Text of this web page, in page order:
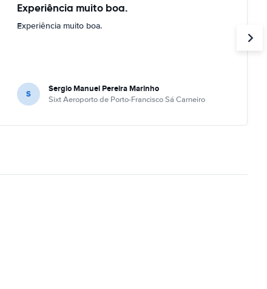
Experiência muito boa.
Experiência muito boa.
S Sergio Manuel Pereira Marinho
Sixt Aeroporto de Porto-Francisco Sá Carneiro